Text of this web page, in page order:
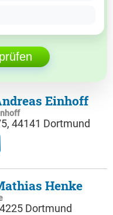
Einhoff
44141 Dortmund
Henke
Dortmund